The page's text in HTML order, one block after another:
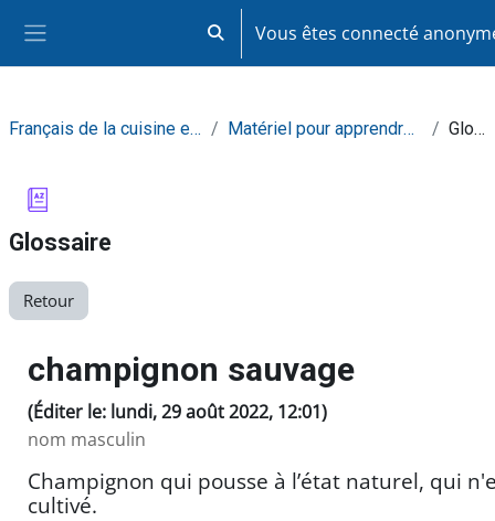
Activer/désactiver la saisie de
Vous êtes connecté
Français de la cuisine et de la restauration Matériel pour apprendre de façon autonome Glossaire
Glossaire
Retour
champignon sauvage
(Éditer le: lundi, 29 août 2022, 12:01)
nom masculin
Champignon qui pousse à l’état naturel, qui
cultivé.